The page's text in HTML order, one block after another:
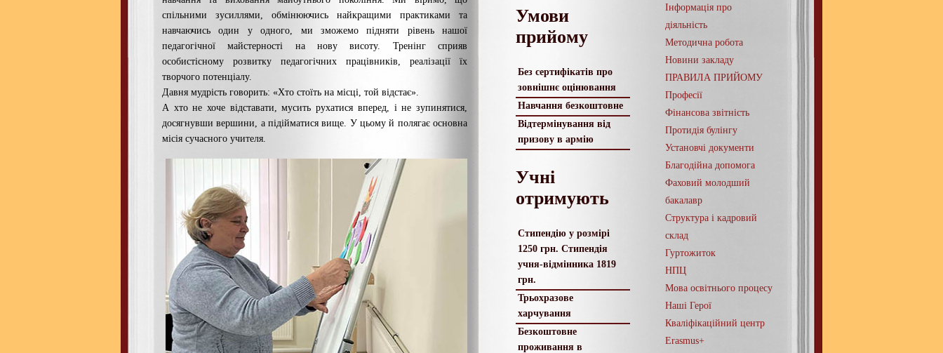
спільними зусиллями, обмінюючись найкращими практиками та
навчаючись один у одного, ми зможемо підняти рівень нашої
педагогічної майстерності на нову висоту. Тренінг сприяв
особистісному розвитку педагогічних працівників, реалізації їх
творчого потенціалу.
Давня мудрість говорить: «Хто стоїть на місці, той відстає».
А хто не хоче відставати, мусить рухатися вперед, і не зупинятися,
досягнувши вершини, а підійматися вище. У цьому й полягає основна
місія сучасного учителя.
Умови
прийому
Без сертифікатів про
зовнішнє оцінювання
Навчання безкоштовне
Відтермінування від
призову в армію
Учні
отримують
Стипендію у розмірі
1250 грн. Стипендія
учня-відмінника 1819
грн.
Трьохразове
харчування
Безкоштовне
проживання в
Інформація про
діяльність
Методична робота
Новини закладу
ПРАВИЛА ПРИЙОМУ
Професії
Фінансова звітність
Протидія булінгу
Установчі документи
Благодійна допомога
Фаховий молодший
бакалавр
Структура і кадровий
склад
Гуртожиток
НПЦ
Мова освітнього процесу
Наші Герої
Кваліфікаційний центр
Erasmus+